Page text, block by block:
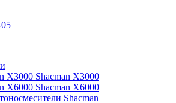
Shacman X3000
Shacman X6000